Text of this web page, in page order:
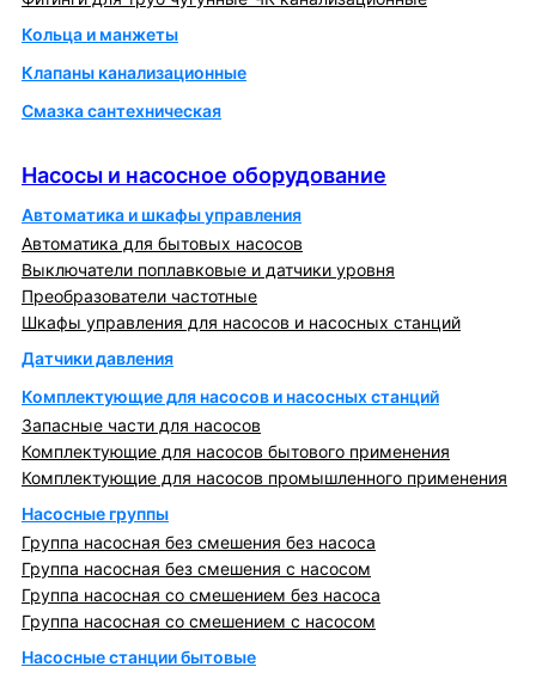
Кольца и манжеты
Клапаны канализационные
Смазка сантехническая
Насосы и насосное оборудование
Автоматика и шкафы управления
Автоматика для бытовых насосов
Выключатели поплавковые и датчики уровня
Преобразователи частотные
Шкафы управления для насосов и насосных станций
Датчики давления
Комплектующие для насосов и насосных станций
Запасные части для насосов
Комплектующие для насосов бытового применения
Комплектующие для насосов промышленного применения
Насосные группы
Группа насосная без смешения без насоса
Группа насосная без смешения с насосом
Группа насосная со смешением без насоса
Группа насосная со смешением с насосом
Насосные станции бытовые